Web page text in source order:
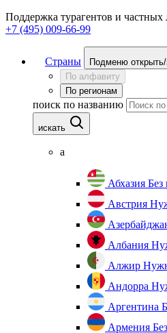
Поддержка турагентов и частных
+7 (495) 009-66-99
Страны
Подменю открыть/
По алфавиту
По регионам
поиск по названию
искать
а
Абхазия Без
Австрия
Албания
Алжир
Андорра
Аргентина
Армения